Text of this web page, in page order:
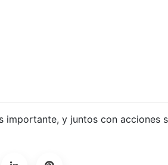
importante, y juntos con